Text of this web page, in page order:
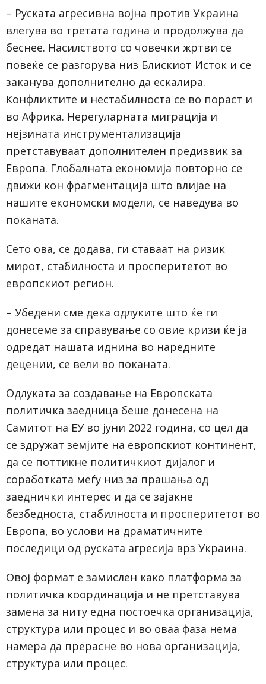
– Руската агресивна војна против Украина
влегува во третата година и продолжува да
беснее. Насилството со човечки жртви се
повеќе се разгорува низ Блискиот Исток и се
заканува дополнително да ескалира.
Конфликтите и нестабилноста се во пораст и
во Африка. Нерегуларната миграција и
нејзината инструментализација
претставуваат дополнителен предизвик за
Европа. Глобалната економија повторно се
движи кон фрагментација што влијае на
нашите економски модели, се наведува во
поканата.
Сето ова, се додава, ги ставаат на ризик
мирот, стабилноста и просперитетот во
европскиот регион.
– Убедени сме дека одлуките што ќе ги
донесеме за справување со овие кризи ќе ја
одредат нашата иднина во наредните
децении, се вели во поканата.
Одлуката за создавање на Европската
политичка заедница беше донесена на
Самитот на ЕУ во јуни 2022 година, со цел да
се здружат земјите на европскиот континент,
да се поттикне политичкиот дијалог и
соработката меѓу низ за прашања од
заеднички интерес и да се зајакне
безбедноста, стабилноста и просперитетот во
Европа, во услови на драматичните
последици од руската агресија врз Украина.
Овој формат е замислен како платформа за
политичка координација и не претставува
замена за ниту една постоечка организација,
структура или процес и во оваа фаза нема
намера да прерасне во нова организација,
структура или процес.